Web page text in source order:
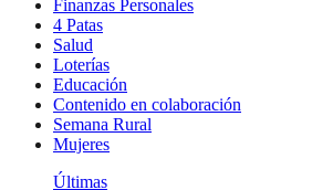
Finanzas Personales
4 Patas
Salud
Loterías
Educación
Contenido en colaboración
Semana Rural
Mujeres
Últimas